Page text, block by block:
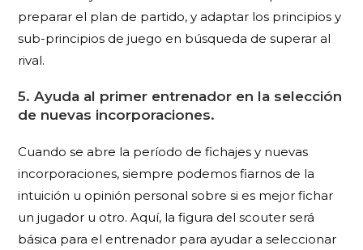
preparar el plan de partido, y adaptar los principios y
sub-principios de juego en búsqueda de superar al
rival.
5. Ayuda al primer entrenador en la selección
de nuevas incorporaciones.
Cuando se abre la período de fichajes y nuevas
incorporaciones, siempre podemos fiarnos de la
intuición u opinión personal sobre si es mejor fichar
un jugador u otro. Aquí, la figura del scouter será
básica para el entrenador para ayudar a seleccionar